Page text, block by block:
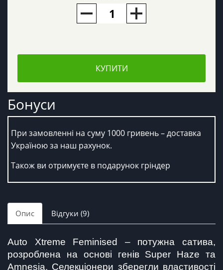
КУПИТИ
Бонуси
При замовленні на суму 1000 гривень – доставка
Україною за наш рахунок.
Також ви отримуєте в подарунок гріндер
Опис Відгуки (9)
Auto Xtreme Feminised – потужна сатива,
розроблена на основі генів Super Haze та
Amnesia. Селекціонери зберегли властивості